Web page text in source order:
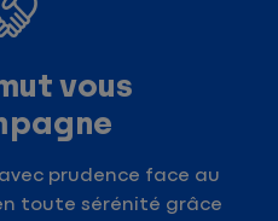
vous
prudence face au
toute sérénité grâce